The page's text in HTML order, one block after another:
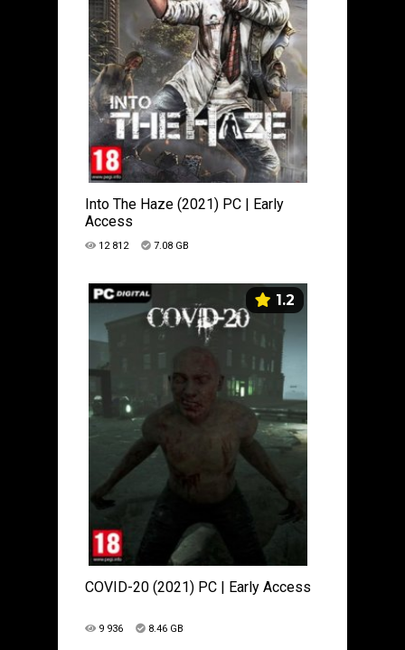
Into The Haze (2021) PC | Early
Access
12 812 7.08 GB
1.2
COVID-20 (2021) PC | Early Access
9 936 8.46 GB